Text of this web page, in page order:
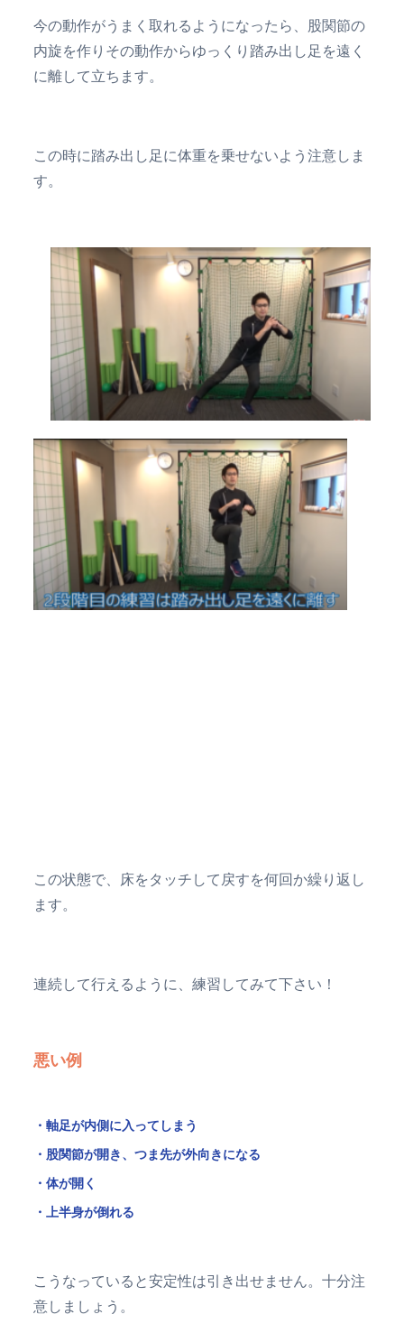
今の動作がうまく取れるようになったら、股関節の
内旋を作りその動作からゆっくり踏み出し足を遠く
に離して立ちます。
この時に踏み出し足に体重を乗せないよう注意しま
す。
この状態で、床をタッチして戻すを何回か繰り返し
ます。
連続して行えるように、練習してみて下さい！
悪い例
・軸足が内側に入ってしまう
・股関節が開き、つま先が外向きになる
・体が開く
・上半身が倒れる
こうなっていると安定性は引き出せません。十分注
意しましょう。